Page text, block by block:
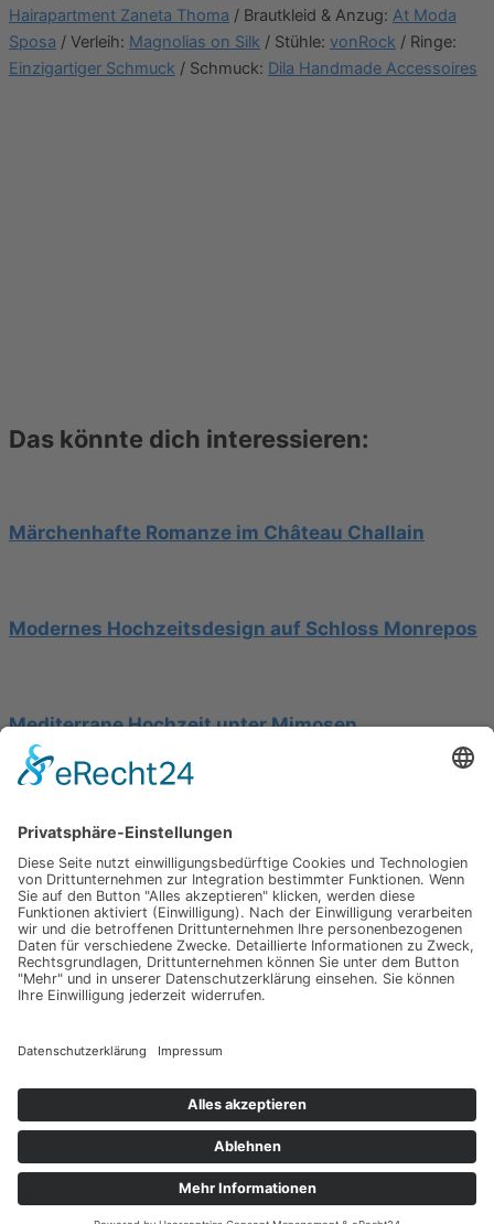
Hairapartment Zaneta Thoma / Brautkleid & Anzug: At Moda
Sposa / Verleih: Magnolias on Silk / Stühle: vonRock / Ringe:
Einzigartiger Schmuck / Schmuck: Dila Handmade Accessoires
Das könnte dich interessieren:
Märchenhafte Romanze im Château Challain
Modernes Hochzeitsdesign auf Schloss Monrepos
Mediterrane Hochzeit unter Mimosen
Impressum
Werbung
About
Einsendung
AGB
Datenschutzerklärung
Impressum
Einsendung
Datenschutzerklärung